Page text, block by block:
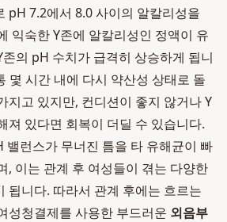
pH 7.2에서 8.0 사이의 알칼리성을
익숙한 Y존에 알칼리성인 정액이 유
의 pH 수치가 급격히 상승하게 됩니
몇 시간 내에 다시 약산성 상태로 돌
지고 있지만, 컨디션이 좋지 않거나 Y
져 있다면 회복이 더딜 수 있습니다.
밸런스가 무너진 틈을 타 유해균이 빠
, 이는 관계 후 여성들이 겪는 다양한
됩니다. 따라서 관계 후에는 흐르는
성청결제를 사용한 부드러운 외음부